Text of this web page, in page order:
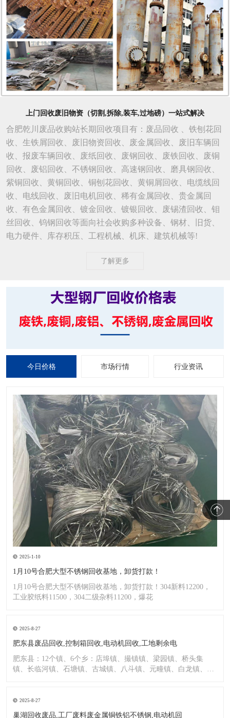
上门回收废旧物资（切割,拆除,装车,过地磅）一站式解决
合肥乾川废品收购站长期回收项目有：废品回收 、铁刨花回
收、生铁屑回收、废旧物资回收、废金属回收、废旧车辆回
收、报废车辆回收、废纸回收、废钢回收、废铁回收、废铜
回收、废铝回收、不锈钢回收、高速钢回收、磨具钢回收、
紫铜回收、黄铜回收、铜刨花回收、黄铜屑回收、电缆线回
收、电线回收、废旧电机回收、稀有金属回收、贵金属回
收、有色金属回收、镀金回收、镀银回收、废锡渣回收、钼
丝回收、钨钢回收等面向社会收购多种设备、钢材、旧货、
电力硬件、库存积压、工程机械、机床、建筑机械等!
了解更多
今日价格 市场行情 行业资讯
2025-1-10
1月10号合肥大型不锈钢回收基地，卸货打款！
1月10号合肥大型不锈钢回收基地，卸货打款！304新料12200，
工业胶纸料11500，304二级杂料11200，爆花
2025-8-27
肥东县废品回收,控制箱回收,电动机回收,工地剩余电
肥东县：12个镇、6个乡：店埠镇、撮镇镇、梁园镇、桥头集
镇、长临河镇、石塘镇、古城镇、八斗镇、元疃镇、白龙镇、包
2025-8-27
巢湖回收废品,工厂废料废金属铜铁铝不锈钢,电动机回